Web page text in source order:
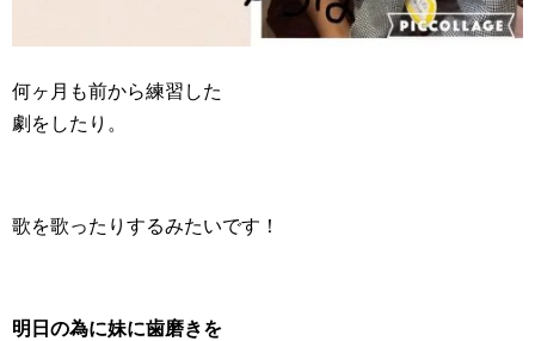
何ヶ月も前から練習した
劇をしたり。
歌を歌ったりするみたいです！
明日の為に妹に歯磨きを